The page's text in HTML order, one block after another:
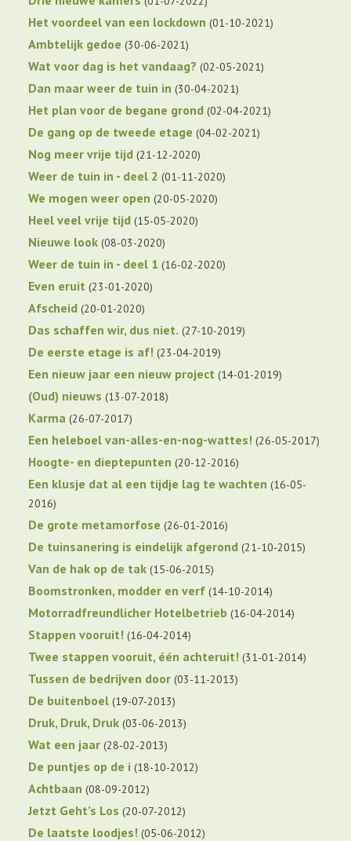
Het voordeel van een lockdown 01-10-2021
Ambtelijk gedoe 30-06-2021
Wat voor dag is het vandaag? 02-05-2021
Dan maar weer de tuin in 30-04-2021
Het plan voor de begane grond 02-04-2021
De gang op de tweede etage 04-02-2021
Nog meer vrije tijd 21-12-2020
Weer de tuin in - deel 2 01-11-2020
We mogen weer open 20-05-2020
Heel veel vrije tijd 15-05-2020
Nieuwe look 08-03-2020
Weer de tuin in - deel 1 16-02-2020
Even eruit 23-01-2020
Afscheid 20-01-2020
Das schaffen wir, dus niet. 27-10-2019
De eerste etage is af! 23-04-2019
Een nieuw jaar een nieuw project 14-01-2019
(Oud) nieuws 13-07-2018
Karma 26-07-2017
Een heleboel van-alles-en-nog-wattes! 26-05-2017
Hoogte- en dieptepunten 20-12-2016
Een klusje dat al een tijdje lag te wachten 16-05-
2016
De grote metamorfose 26-01-2016
De tuinsanering is eindelijk afgerond 21-10-2015
Van de hak op de tak 15-06-2015
Boomstronken, modder en verf 14-10-2014
Motorradfreundlicher Hotelbetrieb 16-04-2014
Stappen vooruit! 16-04-2014
Twee stappen vooruit, één achteruit! 31-01-2014
Tussen de bedrijven door 03-11-2013
De buitenboel 19-07-2013
Druk, Druk, Druk 03-06-2013
Wat een jaar 28-02-2013
De puntjes op de i 18-10-2012
Achtbaan 08-09-2012
Jetzt Geht’s Los 20-07-2012
De laatste loodjes! 05-06-2012